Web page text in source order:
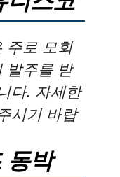
주로 모회
발주를 받
다. 자세한
시기 바랍
동박